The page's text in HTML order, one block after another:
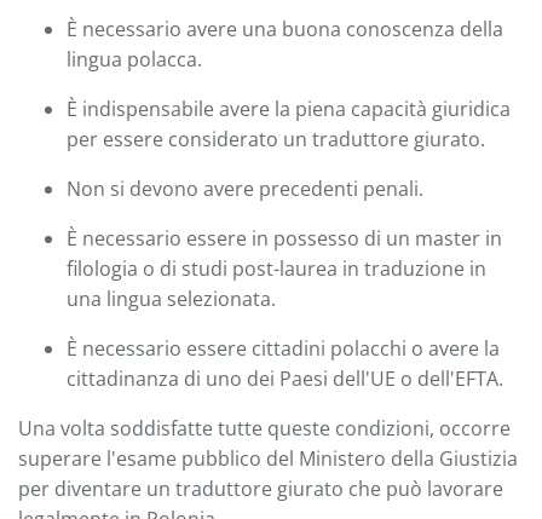
È necessario avere una buona conoscenza della
lingua polacca.
È indispensabile avere la piena capacità giuridica
per essere considerato un traduttore giurato.
Non si devono avere precedenti penali.
È necessario essere in possesso di un master in
filologia o di studi post-laurea in traduzione in
una lingua selezionata.
È necessario essere cittadini polacchi o avere la
cittadinanza di uno dei Paesi dell'UE o dell'EFTA.
Una volta soddisfatte tutte queste condizioni, occorre
superare l'esame pubblico del Ministero della Giustizia
per diventare un traduttore giurato che può lavorare